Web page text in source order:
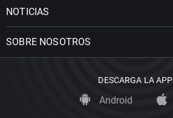
NOTICIAS
SOBRE NOSOTROS
DESCARGA LA APP
Android